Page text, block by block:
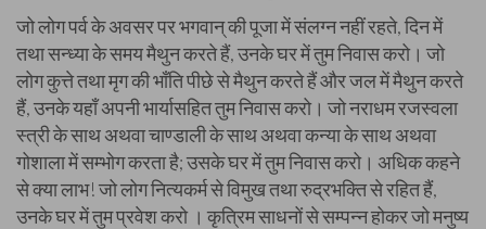
जो लोग पर्व के अवसर पर भगवान्‌ की पूजा में संलग्न नहीं रहते, दिन में
तथा सन्ध्या के समय मैथुन करते हैं, उनके घर में तुम निवास करो। जो
लोग कुत्ते तथा मृग की भाँति पीछे से मैथुन करते हैं और जल में मैथुन करते
हैं, उनके यहाँ अपनी भार्यासहित तुम निवास करो। जो नराधम रजस्वला
स्त्री के साथ अथवा चाण्डाली के साथ अथवा कन्या के साथ अथवा
गोशाला में सम्भोग करता है; उसके घर में तुम निवास करो। अधिक कहने
से क्या लाभ! जो लोग नित्यकर्म से विमुख तथा रुद्रभक्ति से रहित हैं,
उनके घर में तुम प्रवेश करो । कृत्रिम साधनों से सम्पन्न होकर जो मनुष्य